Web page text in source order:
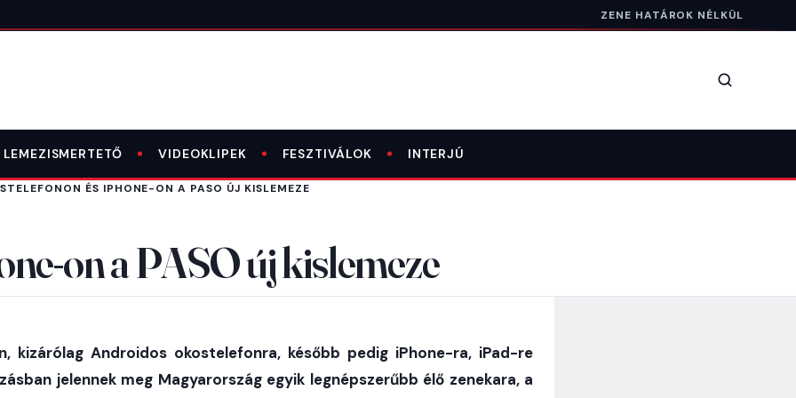
ZENE HATÁROK NÉLKÜL
Keresés
LEMEZISMERTETŐ VIDEOKLIPEK FESZTIVÁLOK INTERJÚ
ÉS IPHONE-ON A PASO ÚJ KISLEMEZE
on a PASO új kislemeze
kizárólag Androidos okostelefonra, később pedig iPhone-ra, iPad-re
jelennek meg Magyarország egyik legnépszerűbb élő zenekara, a